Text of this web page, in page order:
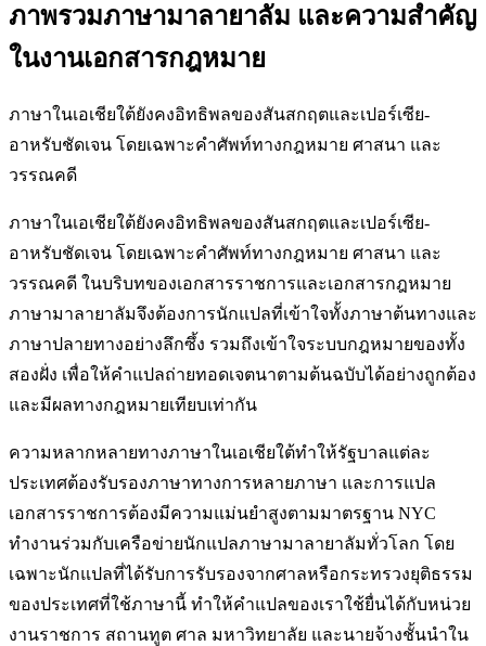
ภาพรวมภาษามาลายาลัม และความสำคัญ
ในงานเอกสารกฎหมาย
ภาษาในเอเชียใต้ยังคงอิทธิพลของสันสกฤตและเปอร์เซีย-
อาหรับชัดเจน โดยเฉพาะคำศัพท์ทางกฎหมาย ศาสนา และ
วรรณคดี
ภาษาในเอเชียใต้ยังคงอิทธิพลของสันสกฤตและเปอร์เซีย-
อาหรับชัดเจน โดยเฉพาะคำศัพท์ทางกฎหมาย ศาสนา และ
วรรณคดี ในบริบทของเอกสารราชการและเอกสารกฎหมาย
ภาษามาลายาลัมจึงต้องการนักแปลที่เข้าใจทั้งภาษาต้นทางและ
ภาษาปลายทางอย่างลึกซึ้ง รวมถึงเข้าใจระบบกฎหมายของทั้ง
สองฝั่ง เพื่อให้คำแปลถ่ายทอดเจตนาตามต้นฉบับได้อย่างถูกต้อง
และมีผลทางกฎหมายเทียบเท่ากัน
ความหลากหลายทางภาษาในเอเชียใต้ทำให้รัฐบาลแต่ละ
ประเทศต้องรับรองภาษาทางการหลายภาษา และการแปล
เอกสารราชการต้องมีความแม่นยำสูงตามมาตรฐาน NYC
ทำงานร่วมกับเครือข่ายนักแปลภาษามาลายาลัมทั่วโลก โดย
เฉพาะนักแปลที่ได้รับการรับรองจากศาลหรือกระทรวงยุติธรรม
ของประเทศที่ใช้ภาษานี้ ทำให้คำแปลของเราใช้ยื่นได้กับหน่วย
งานราชการ สถานทูต ศาล มหาวิทยาลัย และนายจ้างชั้นนำใน